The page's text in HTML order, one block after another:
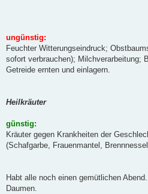
ungünstig:
Feuchter Witterungseindruck;
sofort verbrauchen); Milchverarbeitung;
Getreide ernten und einlagern.
Heilkräuter
günstig:
Kräuter gegen Krankheiten der
(Schafgarbe, Frauenmantel,
Habt alle noch einen gemütlichen
Daumen.